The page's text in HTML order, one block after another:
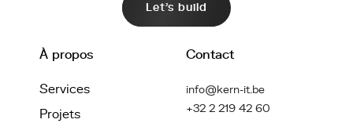
Let's build
À propos
Services
Projets
Contact
info@kern-it.be
+32 2 219 42 60